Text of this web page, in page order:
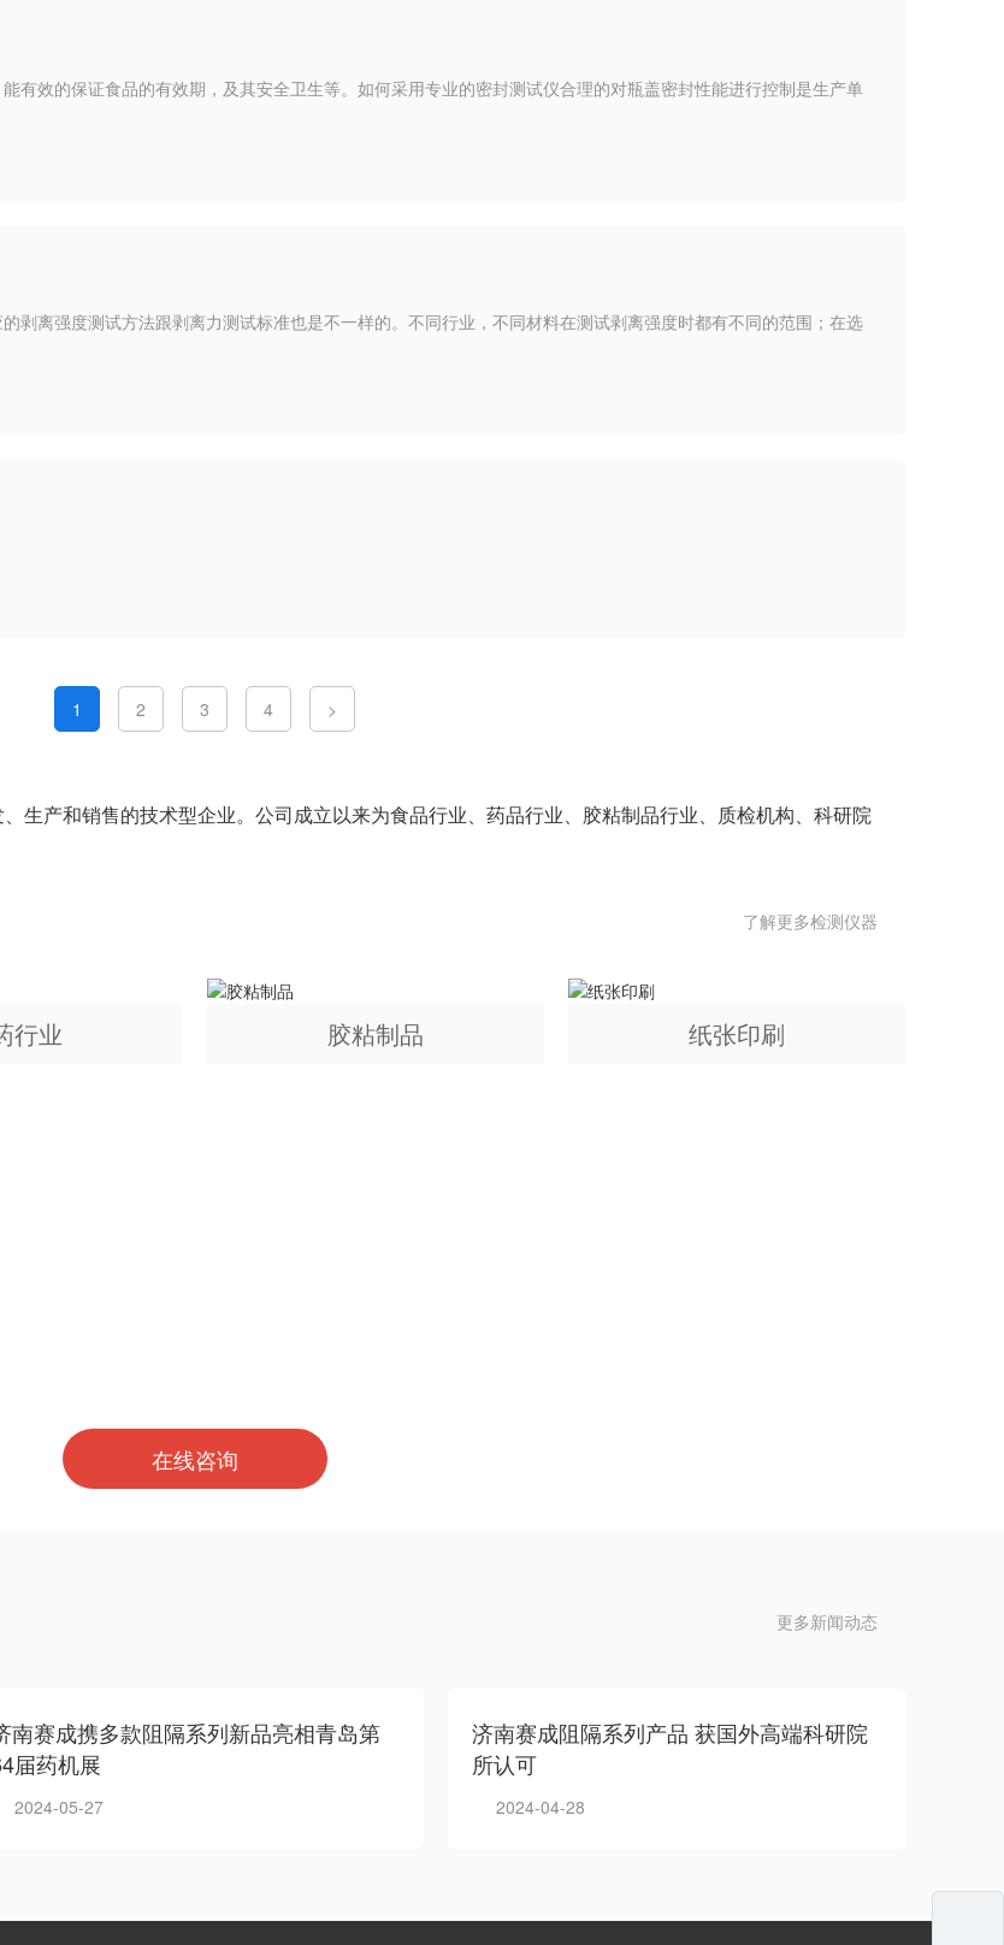
有效的保证食品的有效期，及其安全卫生等。如何采用专业的密封测试仪合理的对瓶盖密封性能进行控制是生产单
剥离强度测试方法跟剥离力测试标准也是不一样的。不同行业，不同材料在测试剥离强度时都有不同的范围；在选
1 2 3 4 >
生产和销售的技术型企业。公司成立以来为食品行业、药品行业、胶粘制品行业、质检机构、科研院
了解更多检测仪器
行业 胶粘制品 纸张印刷
在线咨询
更多新闻动态
南赛成携多款阻隔系列新品亮相青岛第
届药机展
2024-05-27
济南赛成阻隔系列产品 获国外高端科研院
所认可
2024-04-28